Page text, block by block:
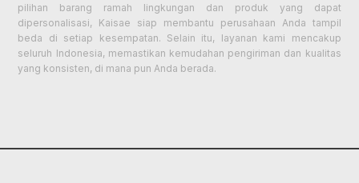
pilihan barang ramah lingkungan dan produk yang dapat
dipersonalisasi, Kaisae siap membantu perusahaan Anda tampil
beda di setiap kesempatan. Selain itu, layanan kami mencakup
seluruh Indonesia, memastikan kemudahan pengiriman dan kualitas
yang konsisten, di mana pun Anda berada.